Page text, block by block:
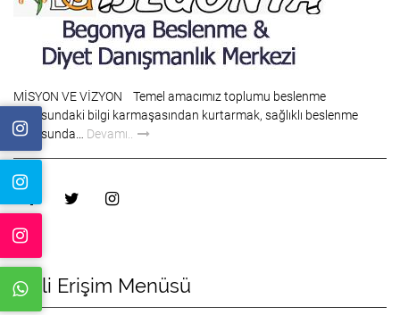
MİSYON VE VİZYON Temel amacımız toplumu beslenme
konusundaki bilgi karmaşasından kurtarmak, sağlıklı beslenme
konusunda… Devamı..
Hizli Erişim Menüsü